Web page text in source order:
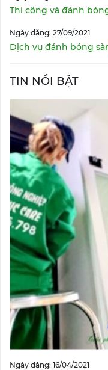
Thi công và đánh
Ngày đăng: 27/09/2021
Dịch vụ đánh bóng
TIN NỔI BẬT
Ngày đăng: 16/04/2021